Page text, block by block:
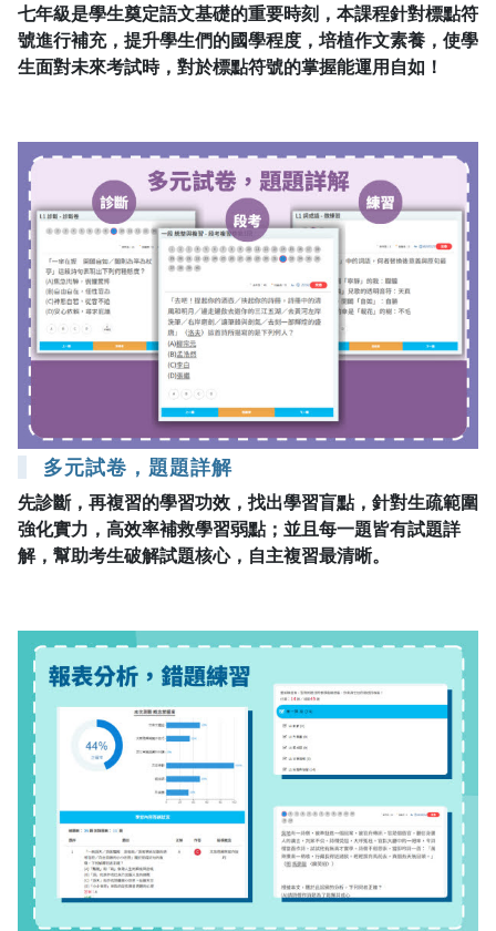
七年級是學生奠定語文基礎的重要時刻，本課程針對標點符
號進行補充，提升學生們的國學程度，培植作文素養，使學
生面對未來考試時，對於標點符號的掌握能運用自如！
多元試卷，題題詳解
先診斷，再複習的學習功效，找出學習盲點，針對生疏範圍
強化實力，高效率補救學習弱點；並且每一題皆有試題詳
解，幫助考生破解試題核心，自主複習最清晰。